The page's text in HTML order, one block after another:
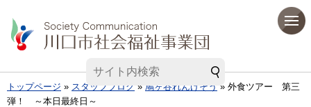
トップページ » スタッフブログ » 鳩ヶ谷れんげそう » 外食ツアー 第三
弾！ ～本日最終日～